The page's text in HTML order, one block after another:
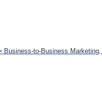
Business-to-Business